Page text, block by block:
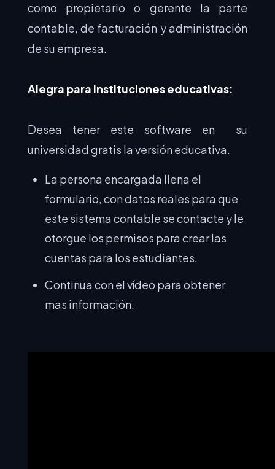
como propietario o gerente la parte
contable, de facturación y administración
de su empresa.
Alegra para instituciones educativas:
Desea tener este software en su
universidad gratis la versión educativa.
La persona encargada llena el
formulario, con datos reales para que
este sistema contable se contacte y le
otorgue los permisos para crear las
cuentas para los estudiantes.
Continua con el vídeo para obtener
mas información.